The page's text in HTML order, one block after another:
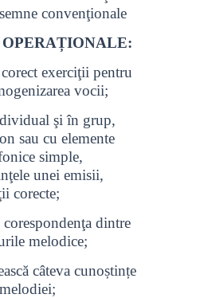
convenţionale
exerciţii pentru
vocii;
şi în grup,
sau cu elemente
simple,
unei emisii,
corecte;
corespondenţa dintre
melodice;
câteva cunoștințe